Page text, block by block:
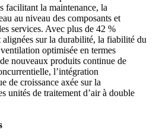
facilitant la maintenance, la
au niveau des composants et
services. Avec plus de 42 %
alignées sur la durabilité, la fiabilité du
optimisée en termes
nouveaux produits continue de
l’intégration
de croissance axée sur la
unités de traitement d’air à double